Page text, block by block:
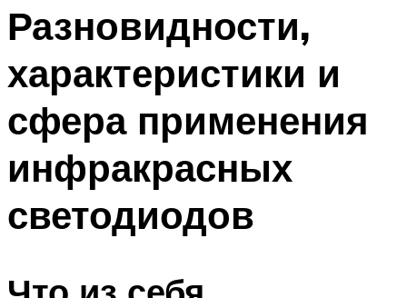
Меню
Разновидности,
характеристики и
сфера применения
инфракрасных
светодиодов